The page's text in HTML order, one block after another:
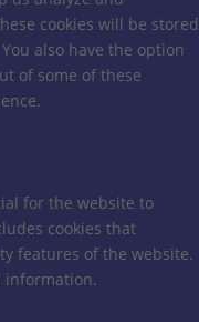
cookies will be stored
also have the option
of some of these
for the website to
cookies that
features of the website.
information.